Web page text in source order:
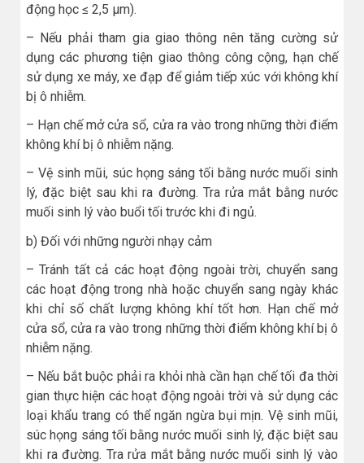
động học ≤ 2,5 μm).
– Nếu phải tham gia giao thông nên tăng cường sử
dụng các phương tiện giao thông công cộng, hạn chế
sử dụng xe máy, xe đạp để giảm tiếp xúc với không khí
bị ô nhiễm.
– Hạn chế mở cửa sổ, cửa ra vào trong những thời điểm
không khí bị ô nhiễm nặng.
– Vệ sinh mũi, súc họng sáng tối bằng nước muối sinh
lý, đặc biệt sau khi ra đường. Tra rửa mắt bằng nước
muối sinh lý vào buổi tối trước khi đi ngủ.
b) Đối với những người nhạy cảm
– Tránh tất cả các hoạt động ngoài trời, chuyển sang
các hoạt động trong nhà hoặc chuyển sang ngày khác
khi chỉ số chất lượng không khí tốt hơn. Hạn chế mở
cửa sổ, cửa ra vào trong những thời điểm không khí bị ô
nhiễm nặng.
– Nếu bắt buộc phải ra khỏi nhà cần hạn chế tối đa thời
gian thực hiện các hoạt động ngoài trời và sử dụng các
loại khẩu trang có thể ngăn ngừa bụi mịn. Vệ sinh mũi,
súc họng sáng tối bằng nước muối sinh lý, đặc biệt sau
khi ra đường. Tra rửa mắt bằng nước muối sinh lý vào